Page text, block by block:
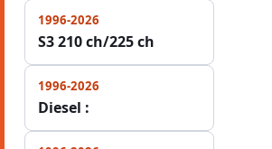
1996-2026
S3 210 ch/225 ch
1996-2026
Diesel :